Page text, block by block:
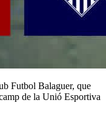
Futbol Balaguer, que
de la Unió Esportiva